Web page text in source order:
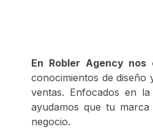
En Robler Agency nos
conocimientos de diseño
ventas. Enfocados en la
ayudamos que tu
negocio.